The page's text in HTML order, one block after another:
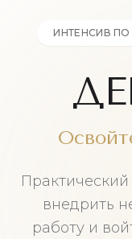
ИНТЕНСИВ ПО
Практический
внедрить
работу и